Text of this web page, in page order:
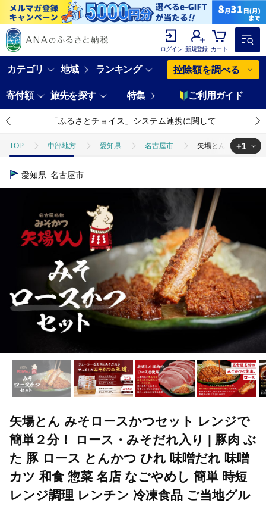
ログイン 新規登録 カート
カテゴリ 地域 ランキング 控除額を調べる
寄付額 旅先を探す 特集 ご利用ガイド
「ふるさとチョイス」システム連携に関して
TOP 中部地方 愛知県 名古屋市 矢場とん みそロース
TOP
+1
愛知県 名古屋市
矢場とん みそロースかつセット レンジで
簡単２分！ ロース・みそだれ入り | 豚肉 ぶ
た 豚 ロース とんかつ ひれ 味噌だれ 味噌
カツ 和食 惣菜 名店 なごやめし 簡単 時短
レンジ調理 レンチン 冷凍食品 ご当地グル